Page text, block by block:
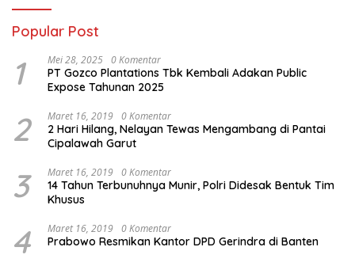
Popular Post
1 Mei 28, 2025 0 Komentar
PT Gozco Plantations Tbk Kembali Adakan Public
Expose Tahunan 2025
2 Maret 16, 2019 0 Komentar
2 Hari Hilang, Nelayan Tewas Mengambang di Pantai
Cipalawah Garut
3 Maret 16, 2019 0 Komentar
14 Tahun Terbunuhnya Munir, Polri Didesak Bentuk Tim
Khusus
4 Maret 16, 2019 0 Komentar
Prabowo Resmikan Kantor DPD Gerindra di Banten